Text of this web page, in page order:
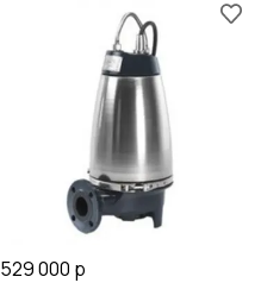
529 000 р